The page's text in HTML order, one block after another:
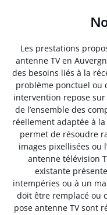
Les prestations
antenne TV en
des besoins liés à la
problème ponctuel ou
intervention repose
de l’ensemble des
réellement adaptée à
permet de résoudre
images pixellisées ou
antenne télévision
existante
intempéries ou à un
doit être remplacé ou
pose antenne TV sont